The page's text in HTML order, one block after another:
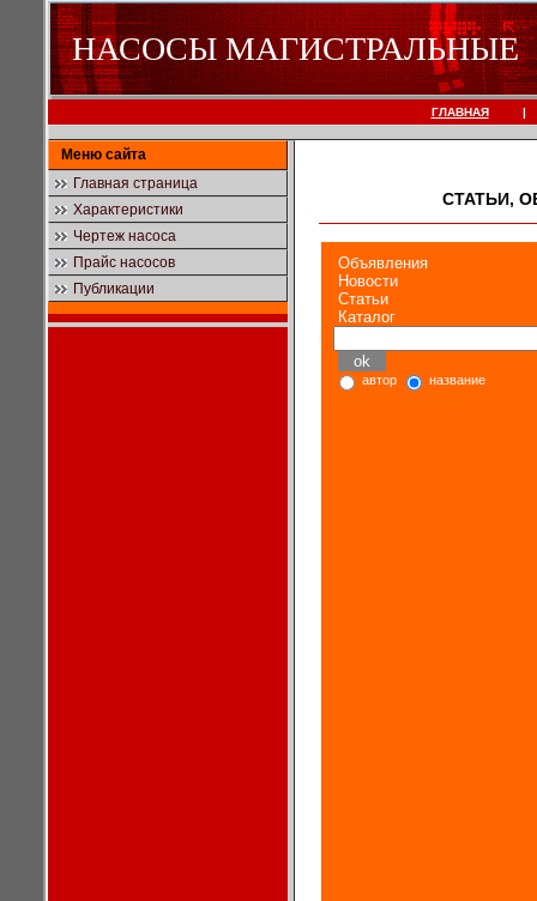
НАСОСЫ МАГИСТРАЛЬНЫЕ
ГЛАВНАЯ |
Меню сайта
Главная страница
Характеристики
Чертеж насоса
Прайс насосов
Публикации
СТАТЬИ,
Объявления
Новости
Статьи
Каталог
автор название